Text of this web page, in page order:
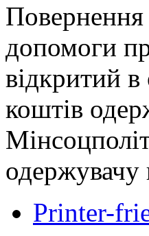
Повернення
допомоги
відкритий
коштів
одержувачу
Printer-